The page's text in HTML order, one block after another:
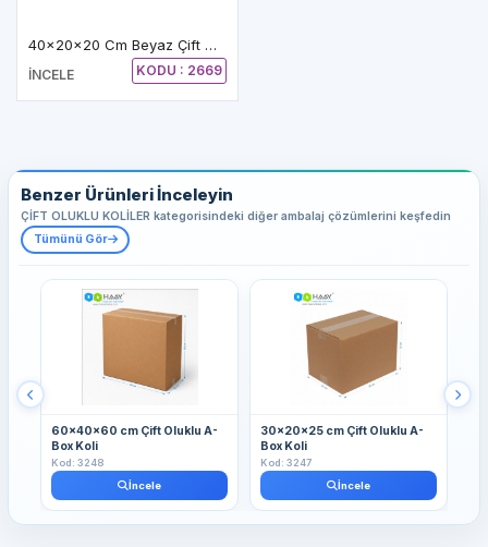
40x20x20 Cm Beyaz Çift Oluklu A-Box Koli
İNCELE KODU : 2669
Benzer Ürünleri İnceleyin
ÇİFT OLUKLU KOLİLER kategorisindeki diğer ambalaj çözümlerini keşfedin
Tümünü Gör
60x40x60 cm Çift Oluklu A-
Box Koli
Kod: 3248
İncele
30x20x25 cm Çift Oluklu A-
Box Koli
Kod: 3247
İncele